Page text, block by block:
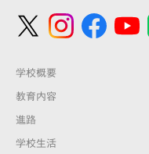
学校概要
教育内容
進路
学校生活